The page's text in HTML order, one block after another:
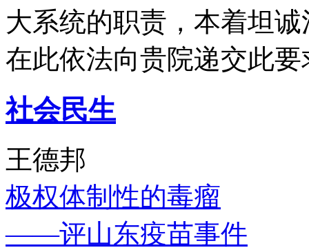
大系统的职责，本着坦
在此依法向贵院递交此要
社会民生
王德邦
极权体制性的毒瘤
——评山东疫苗事件